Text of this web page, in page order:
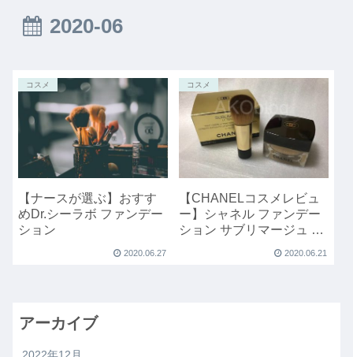
2020-06
コスメ
【ナースが選ぶ】おすす
めDr.シーラボ ファンデー
ション
2020.06.27
コスメ
【CHANELコスメレビュ
ー】シャネル ファンデー
ション サブリマージュ ル
2020.06.21
アーカイブ
2022年12月